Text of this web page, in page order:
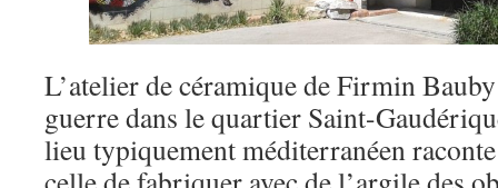
L’atelier de céramique de Firmin
guerre dans le quartier Saint-
lieu typiquement méditerranéen